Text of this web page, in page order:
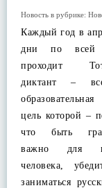
Новость в рубрике:
Каждый год в
дни по всей
проходит
диктант –
цель которой –
что быть
важно для
человека,
заниматься